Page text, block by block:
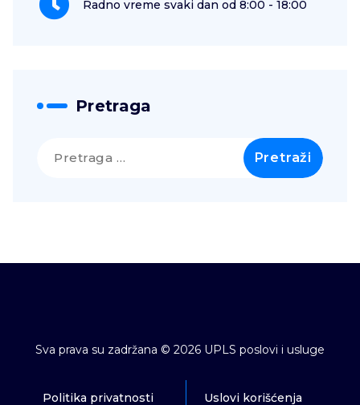
Radno vreme svaki dan od 8:00 - 18:00
Pretraga
Sva prava su zadržana © 2026 UPLS poslovi i usluge
Politika privatnosti Uslovi korišćenja